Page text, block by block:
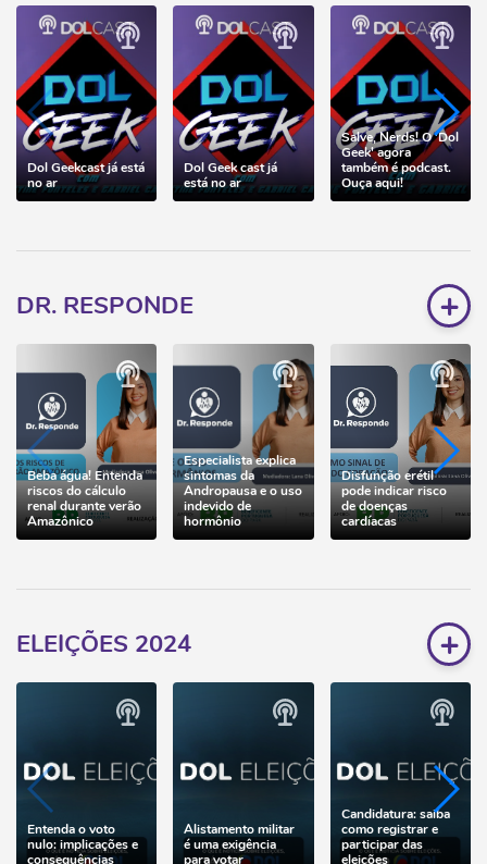
Dol Geekcast já está
no ar
Dol Geek cast já
está no ar
Salve, Nerds! O 'Dol
Geek' agora
também é podcast.
Ouça aqui!
DR. RESPONDE +
Beba água! Entenda
riscos do cálculo
renal durante verão
Amazônico
Especialista explica
sintomas da
Andropausa e o uso
indevido de
hormônio
Disfunção erétil
pode indicar risco
de doenças
cardíacas
ELEIÇÕES 2024 +
Entenda o voto
nulo: implicações e
consequências
Alistamento militar
é uma exigência
para votar
Candidatura: saiba
como registrar e
participar das
eleições